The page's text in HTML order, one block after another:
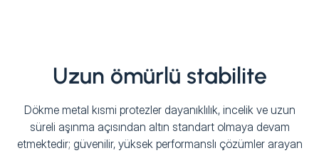
Uzun ömürlü stabilite
Dökme metal kısmi protezler dayanıklılık, incelik ve uzun
süreli aşınma açısından altın standart olmaya devam
etmektedir; güvenilir, yüksek performanslı çözümler arayan